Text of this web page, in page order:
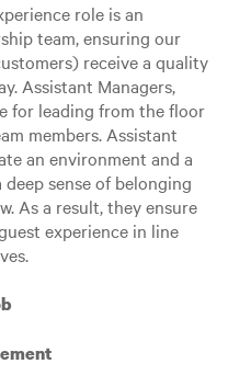
role is an
team, ensuring our
receive a quality
Assistant Managers,
for leading from the floor
members. Assistant
an environment and a
sense of belonging
As a result, they ensure
experience in line